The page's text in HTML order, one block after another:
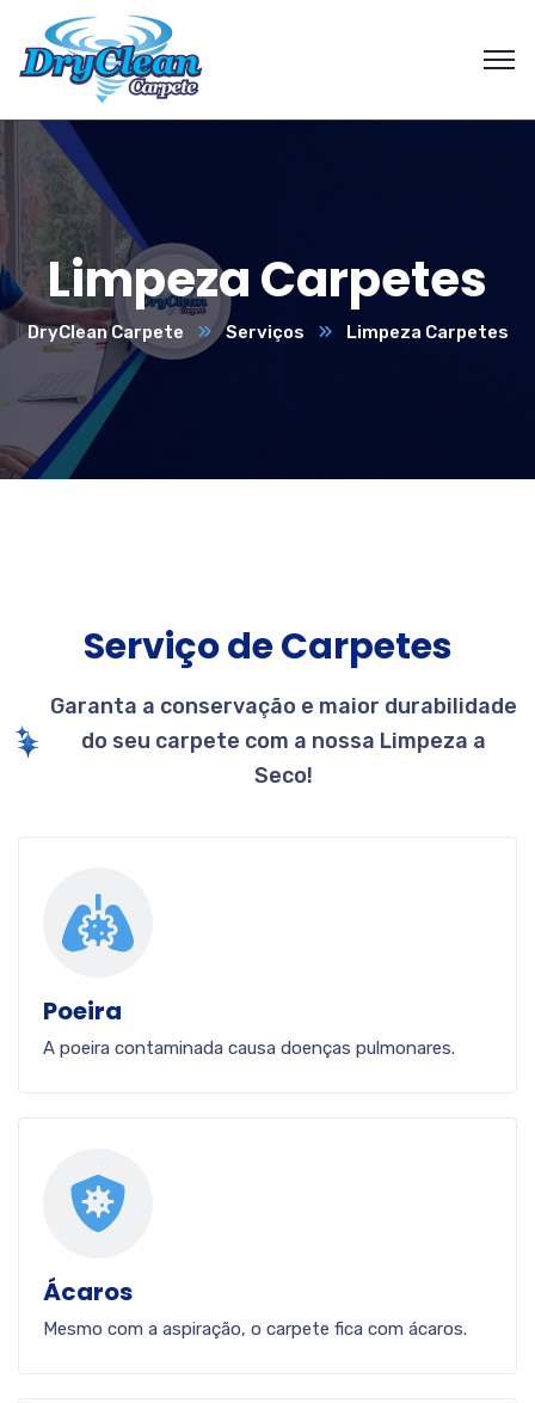
Limpeza Carpetes
DryClean Carpete Serviços Limpeza Carpetes
Serviço de Carpetes
Garanta a conservação e maior durabilidade
do seu carpete com a nossa Limpeza a
Seco!
Poeira
A poeira contaminada causa doenças pulmonares.
Ácaros
Mesmo com a aspiração, o carpete fica com ácaros.